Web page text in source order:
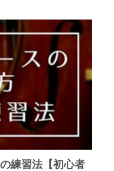
練習法【初心者